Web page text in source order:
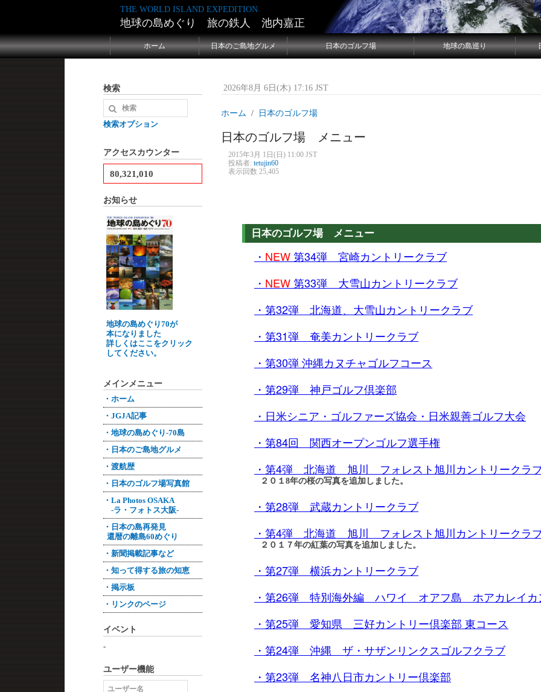
THE WORLD ISLAND EXPEDITION
地球の島めぐり 旅の鉄人 池内嘉正
ホーム 日本のご島地グルメ 日本のゴルフ場 地球の島巡り
2026年8月 6日(木) 17:16 JST
ホーム 日本のゴルフ場
日本のゴルフ場 メニュー
2015年3月 1日(日) 11:00 JST
投稿者: tetujin60
表示回数 25,405
日本のゴルフ場 メニュー
・ NEW第34弾 宮崎カントリークラブ
・ NEW第33弾 大雪山カントリークラブ
・第32弾 北海道、大雪山カントリークラブ
・第31弾 奄美カントリークラブ
・第30弾 沖縄カヌチャゴルフコース
・第29弾 神戸ゴルフ倶楽部
・日米シニア・ゴルファーズ協会・日米親善ゴルフ大会
・第84回 関西オープンゴルフ選手権
・第4弾 北海道 旭川 フォレスト旭川カントリークラ
２０１8年の桜の写真を追加しました。
・第28弾 武蔵カントリークラブ
・第4弾 北海道 旭川 フォレスト旭川カントリークラ
２０１７年の紅葉の写真を追加しました。
・第27弾 横浜カントリークラブ
・第26弾 特別海外編 ハワイ オアフ島 ホアカレイカ
・第25弾 愛知県 三好カントリー倶楽部 東コース
・第24弾 沖縄 ザ・サザンリンクスゴルフクラブ
・第23弾 名神八日市カントリー倶楽部
検索
検索オプション
アクセスカウンター
80,321,010
お知らせ
地球の島めぐり70が
本になりました
詳しくはここをクリック
してください。
メインメニュー
・ホーム
・JGJA記事
・地球の島めぐり-70島
・日本のご島地グルメ
・渡航歴
・日本のゴルフ場写真館
・La Photos OSAKA
-ラ・フォトス大阪-
・日本の島再発見
還暦の離島60めぐり
・新聞掲載記事など
・知って得する旅の知恵
・掲示板
・リンクのページ
イベント
-
ユーザー機能